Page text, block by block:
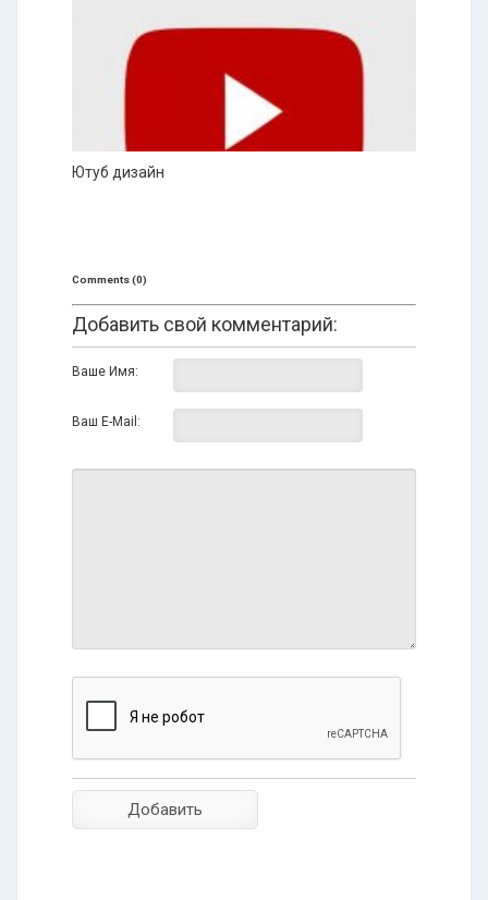
Ютуб дизайн
Comments (0)
Добавить свой комментарий:
Ваше Имя:
Ваш E-Mail: